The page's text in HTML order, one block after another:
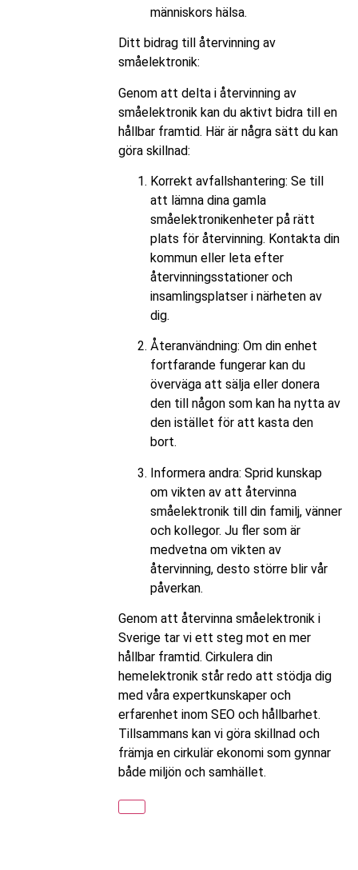
människors hälsa.
Ditt bidrag till återvinning av
småelektronik:
Genom att delta i återvinning av
småelektronik kan du aktivt bidra till en
hållbar framtid. Här är några sätt du kan
göra skillnad:
Korrekt avfallshantering: Se till
att lämna dina gamla
småelektronikenheter på rätt
plats för återvinning. Kontakta din
kommun eller leta efter
återvinningsstationer och
insamlingsplatser i närheten av
dig.
Återanvändning: Om din enhet
fortfarande fungerar kan du
överväga att sälja eller donera
den till någon som kan ha nytta av
den istället för att kasta den
bort.
Informera andra: Sprid kunskap
om vikten av att återvinna
småelektronik till din familj, vänner
och kollegor. Ju fler som är
medvetna om vikten av
återvinning, desto större blir vår
påverkan.
Genom att återvinna småelektronik i
Sverige tar vi ett steg mot en mer
hållbar framtid. Cirkulera din
hemelektronik står redo att stödja dig
med våra expertkunskaper och
erfarenhet inom SEO och hållbarhet.
Tillsammans kan vi göra skillnad och
främja en cirkulär ekonomi som gynnar
både miljön och samhället.